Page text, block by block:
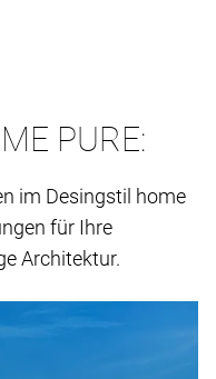
PURE:
im Desingstil home
für Ihre
Architektur.